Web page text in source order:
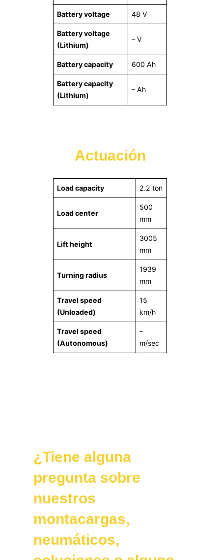
Battery voltage 48 V
Battery voltage
(Lithium)
– V
Battery capacity 600 Ah
Battery capacity
(Lithium)
– Ah
Actuación
Load capacity 2.2 ton
Load center
500
mm
Lift height
3005
mm
Turning radius
1939
mm
Travel speed
(Unloaded)
15
km/h
Travel speed
(Autonomous)
–
m/sec
¿Tiene alguna
pregunta sobre
nuestros
montacargas,
neumáticos,